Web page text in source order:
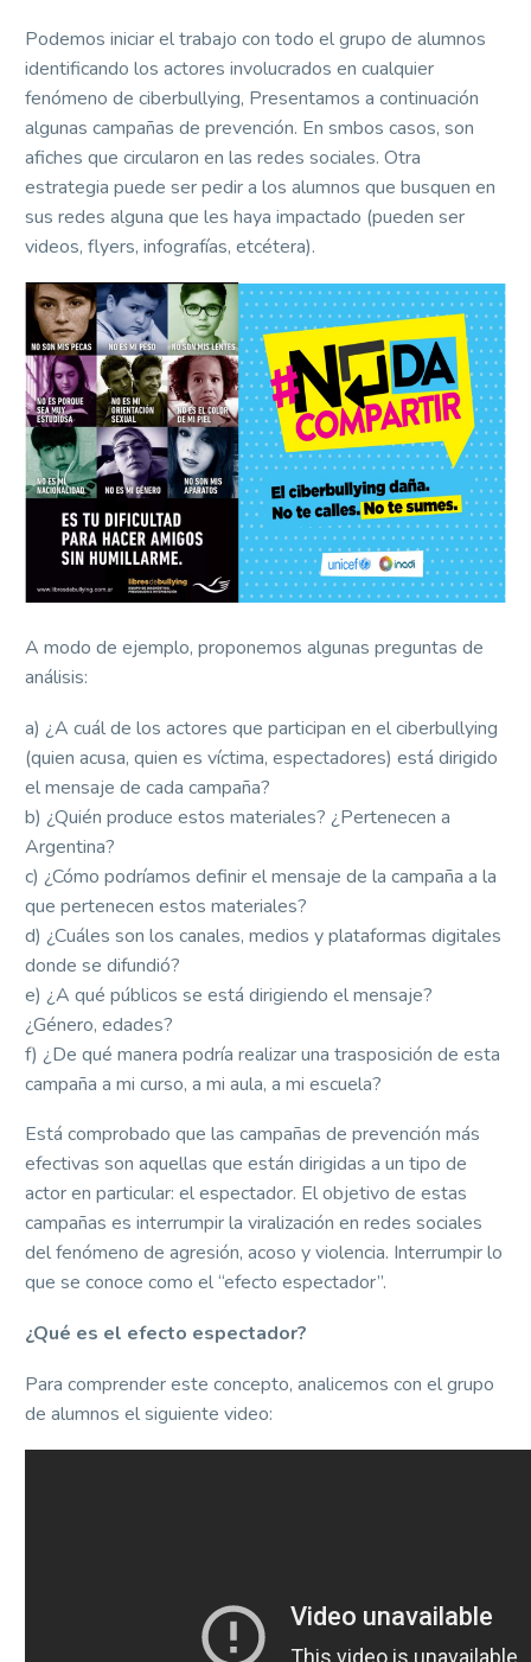
Podemos iniciar el trabajo con todo el grupo de alumnos
identificando los actores involucrados en cualquier
fenómeno de ciberbullying, Presentamos a continuación
algunas campañas de prevención. En smbos casos, son
afiches que circularon en las redes sociales. Otra
estrategia puede ser pedir a los alumnos que busquen en
sus redes alguna que les haya impactado (pueden ser
videos, flyers, infografías, etcétera).
A modo de ejemplo, proponemos algunas preguntas de
análisis:
a) ¿A cuál de los actores que participan en el ciberbullying
(quien acusa, quien es víctima, espectadores) está dirigido
el mensaje de cada campaña?
b) ¿Quién produce estos materiales? ¿Pertenecen a
Argentina?
c) ¿Cómo podríamos definir el mensaje de la campaña a la
que pertenecen estos materiales?
d) ¿Cuáles son los canales, medios y plataformas digitales
donde se difundió?
e) ¿A qué públicos se está dirigiendo el mensaje?
¿Género, edades?
f) ¿De qué manera podría realizar una trasposición de esta
campaña a mi curso, a mi aula, a mi escuela?
Está comprobado que las campañas de prevención más
efectivas son aquellas que están dirigidas a un tipo de
actor en particular: el espectador. El objetivo de estas
campañas es interrumpir la viralización en redes sociales
del fenómeno de agresión, acoso y violencia. Interrumpir lo
que se conoce como el “efecto espectador”.
¿Qué es el efecto espectador?
Para comprender este concepto, analicemos con el grupo
de alumnos el siguiente video: